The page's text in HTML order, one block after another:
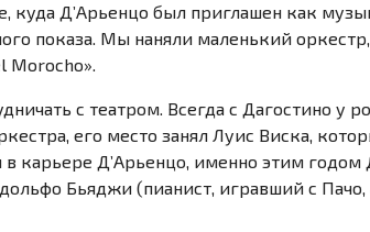
Д’Aрьенцо был приглашен как
показа. Мы наняли маленький
Morocho».
с театром. Всегда с Дагостино у
его место занял Луис Виска,
карьере Д’Aрьенцо, именно этим годом
Бьяджи (пианист, игравший с